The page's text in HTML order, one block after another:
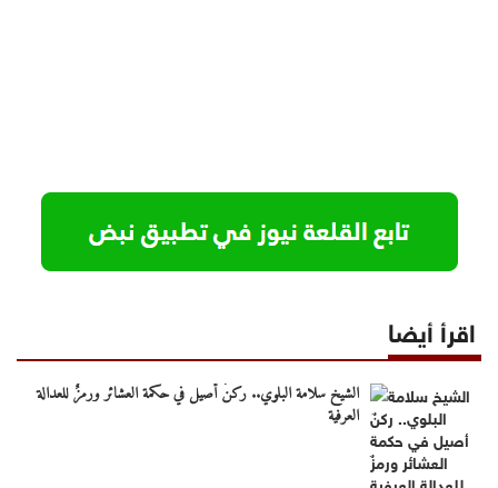
اقرأ أيضا
الشيخ سلامة البلوي.. ركنٌ أصيل في حكمة العشائر ورمزٌ للعدالة
العرفية